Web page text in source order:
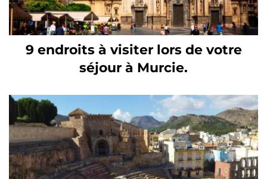
9 endroits à visiter lors de votre
séjour à Murcie.